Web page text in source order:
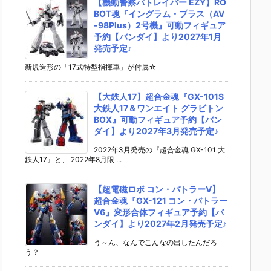
【機動警察パトレイバー EZY】RO
BOT魂『イングラム・プラス（AV
-98Plus）2号機』可動フィギュア
予約【バンダイ】より2027年1月
発売予定♪
新規造形の「17式特型指揮車」が付属☆
【大鉄人17】超合金魂『GX-101S
大鉄人17＆ワンエイト グラビトン
BOX』可動フィギュア予約【バン
ダイ】より2027年3月発売予定♪
2022年3月発売の『超合金魂 GX-101 大
鉄人17』と、 2022年8月限 ...
【超電磁ロボ コン・バトラーV】
超合金魂『GX-121 コン・バトラー
V6』変形合体フィギュア予約【バ
ンダイ】より2027年2月発売予定♪
う～ん、なんでこんなの出したんだろ
う？